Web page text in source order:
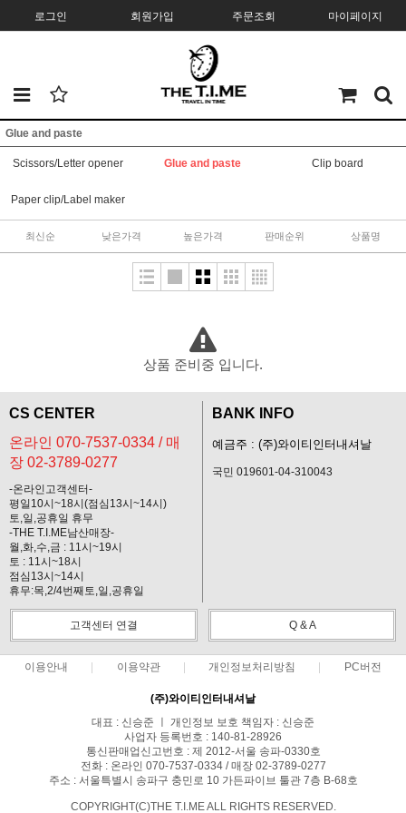
로그인 회원가입 주문조회 마이페이지
Glue and paste
Scissors/Letter opener Glue and paste Clip board
Paper clip/Label maker
최신순 낮은가격 높은가격 판매순위 상품명
상품 준비중 입니다.
CS CENTER
온라인 070-7537-0334 / 매
장 02-3789-0277
-온라인고객센터-
평일10시~18시(점심13시~14시)
토,일,공휴일 휴무
-THE T.I.ME남산매장-
월,화,수,금 : 11시~19시
토 : 11시~18시
점심13시~14시
휴무:목,2/4번째토,일,공휴일
BANK INFO
예금주 : (주)와이티인터내셔날
국민 019601-04-310043
고객센터 연결 Q & A
이용안내 이용약관 개인정보처리방침 PC버전
(주)와이티인터내셔날
대표 : 신승준 ㅣ 개인정보 보호 책임자 : 신승준
사업자 등록번호 : 140-81-28926
통신판매업신고번호 : 제 2012-서울 송파-0330호
전화 : 온라인 070-7537-0334 / 매장 02-3789-0277
주소 : 서울특별시 송파구 충민로 10 가든파이브 툴관 7층 B-68호
COPYRIGHT(C)THE T.I.ME ALL RIGHTS RESERVED.